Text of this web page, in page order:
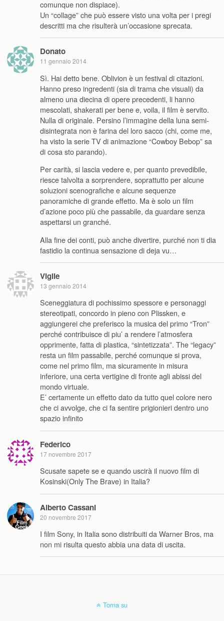
comunque non dispiace).
Un “collage” che può essere visto una volta per i pregi
descritti ma che risulterà un’occasione sprecata.
Donato
11 gennaio 2014
Sì. Hai detto bene. Oblivion è un festival di citazioni.
Hanno preso ingredenti (sia di trama che visuali) da
almeno una diecina di opere precedenti, li hanno
mescolati, shakerati per bene e, voila, il film è servito.
Nulla di originale. Persino l’immagine della luna semi-
disintegrata non è farina del loro sacco (chi, come me,
ha visto la serie TV di animazione “Cowboy Bebop” sa
di cosa sto parando).
Per carità, si lascia vedere e, per quanto prevedibile,
riesce talvolta a sorprendere, soprattutto per alcune
soluzioni scenografiche e alcune sequenze
panoramiche di grande effetto. Ma è solo un film
d’azione poco più che passabile, da guardare senza
aspettarsi un granché.
Alla fine dei conti, può anche divertire, purché non ti dia
fastidio la continua sensazione di deja vu…
Vigile
13 gennaio 2014
Sceneggiatura di pochissimo spessore e personaggi
stereotipati, concordo in pieno con Plissken, e
aggiungerei che preferisco la musica del primo “Tron”
perché contribuisce di piu’ a rendere l’atmosfera
opprimente, fatta di plastica, “sintetizzata”. The “legacy”
resta un film passabile, perché comunque si prova,
come nel primo film, ma sicuramente in misura
inferiore, una certa vertigine di fronte agli abissi del
mondo virtuale.
E’ certamente un effetto dato da tutto quel colore nero
che ci avvolge, che ci fa sentire prigionieri dentro uno
spazio infinito
Federico
17 novembre 2017
Scusate sapete se e quando uscirà il nuovo film di
Kosinski(Only The Brave) in Italia?
Alberto Cassani
20 novembre 2017
I film Sony, in Italia sono distribuiti da Warner Bros, ma
non mi risulta questo abbia una data di uscita.
Torna su